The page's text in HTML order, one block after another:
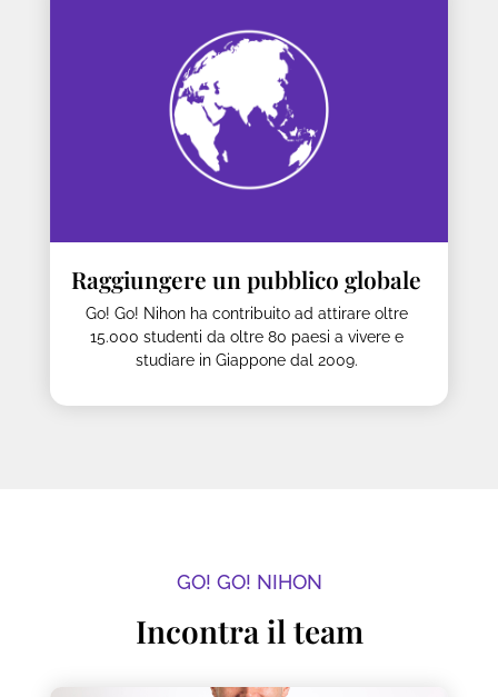
Raggiungere un pubblico globale
Go! Go! Nihon ha contribuito ad attirare oltre
15.000 studenti da oltre 80 paesi a vivere e
studiare in Giappone dal 2009.
GO! GO! NIHON
Incontra il team